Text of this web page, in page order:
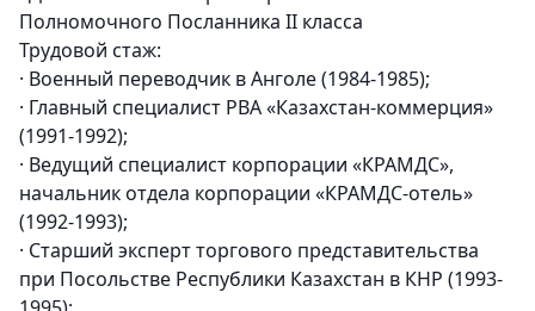
Полномочного Посланника II класса
Трудовой стаж:
· Военный переводчик в Анголе (1984-1985);
· Главный специалист РВА «Казахстан-коммерция»
(1991-1992);
· Ведущий специалист корпорации «КРАМДС»,
начальник отдела корпорации «КРАМДС-отель»
(1992-1993);
· Старший эксперт торгового представительства
при Посольстве Республики Казахстан в КНР (1993-